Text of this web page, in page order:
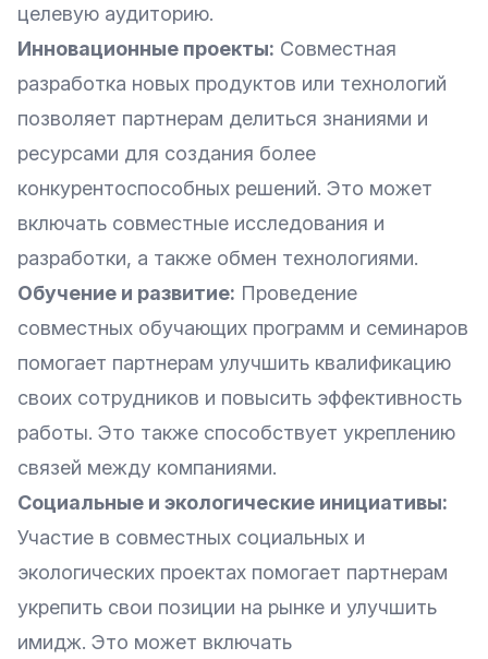
целевую аудиторию.
Инновационные проекты: Совместная
разработка новых продуктов или технологий
позволяет партнерам делиться знаниями и
ресурсами для создания более
конкурентоспособных решений. Это может
включать совместные исследования и
разработки, а также обмен технологиями.
Обучение и развитие: Проведение
совместных обучающих программ и семинаров
помогает партнерам улучшить квалификацию
своих сотрудников и повысить эффективность
работы. Это также способствует укреплению
связей между компаниями.
Социальные и экологические инициативы:
Участие в совместных социальных и
экологических проектах помогает партнерам
укрепить свои позиции на рынке и улучшить
имидж. Это может включать